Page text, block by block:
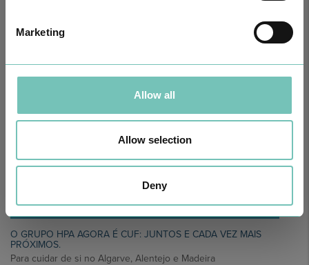
Marketing
Allow all
Allow selection
Deny
O GRUPO HPA AGORA É CUF: JUNTOS E CADA VEZ MAIS
PRÓXIMOS.
Para cuidar de si no Algarve, Alentejo e Madeira